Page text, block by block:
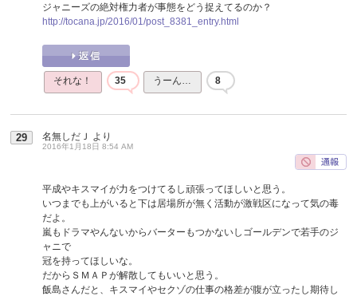
ジャニーズの絶対権力者が事態をどう捉えてるのか？
http://tocana.jp/2016/01/post_8381_entry.html
それな！ 35 うーん… 8
29 名無しだＪ より
2016年1月18日 8:54 AM
平成やキスマイが力をつけてるし頑張ってほしいと思う。
いつまでも上がいると下は居場所が無く活動が激戦区になって気の毒
だよ。
嵐もドラマやんないからバーターもつかないしゴールデンで若手のジ
ャニで
冠を持ってほしいな。
だからＳＭＡＰが解散してもいいと思う。
飯島さんだと、キスマイやセクゾの仕事の格差が腹が立ったし期待し